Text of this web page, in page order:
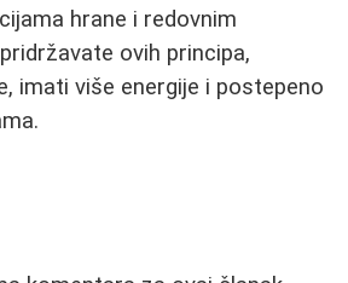
hrane i redovnim
ovih principa,
imati više energije i postepeno